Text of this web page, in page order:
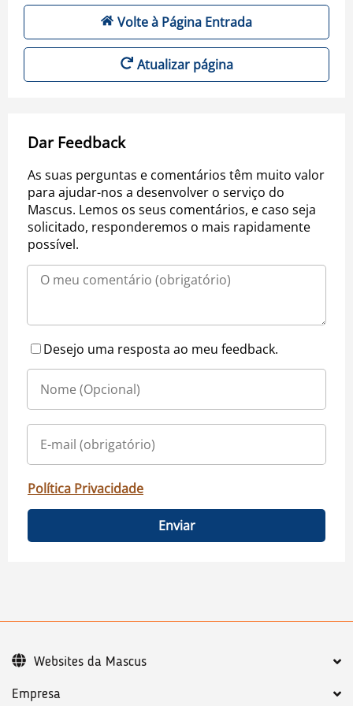
Volte à Página Entrada
Atualizar página
Dar Feedback
As suas perguntas e comentários têm muito valor
para ajudar-nos a desenvolver o serviço do
Mascus. Lemos os seus comentários, e caso seja
solicitado, responderemos o mais rapidamente
possível.
Desejo uma resposta ao meu feedback.
Política Privacidade
Enviar
Empresa
Websites da Mascus